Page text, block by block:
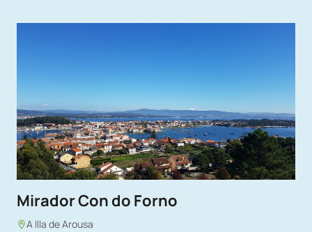
Mirador Con do Forno
A Illa de Arousa